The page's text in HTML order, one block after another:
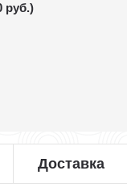
руб.)
Доставка